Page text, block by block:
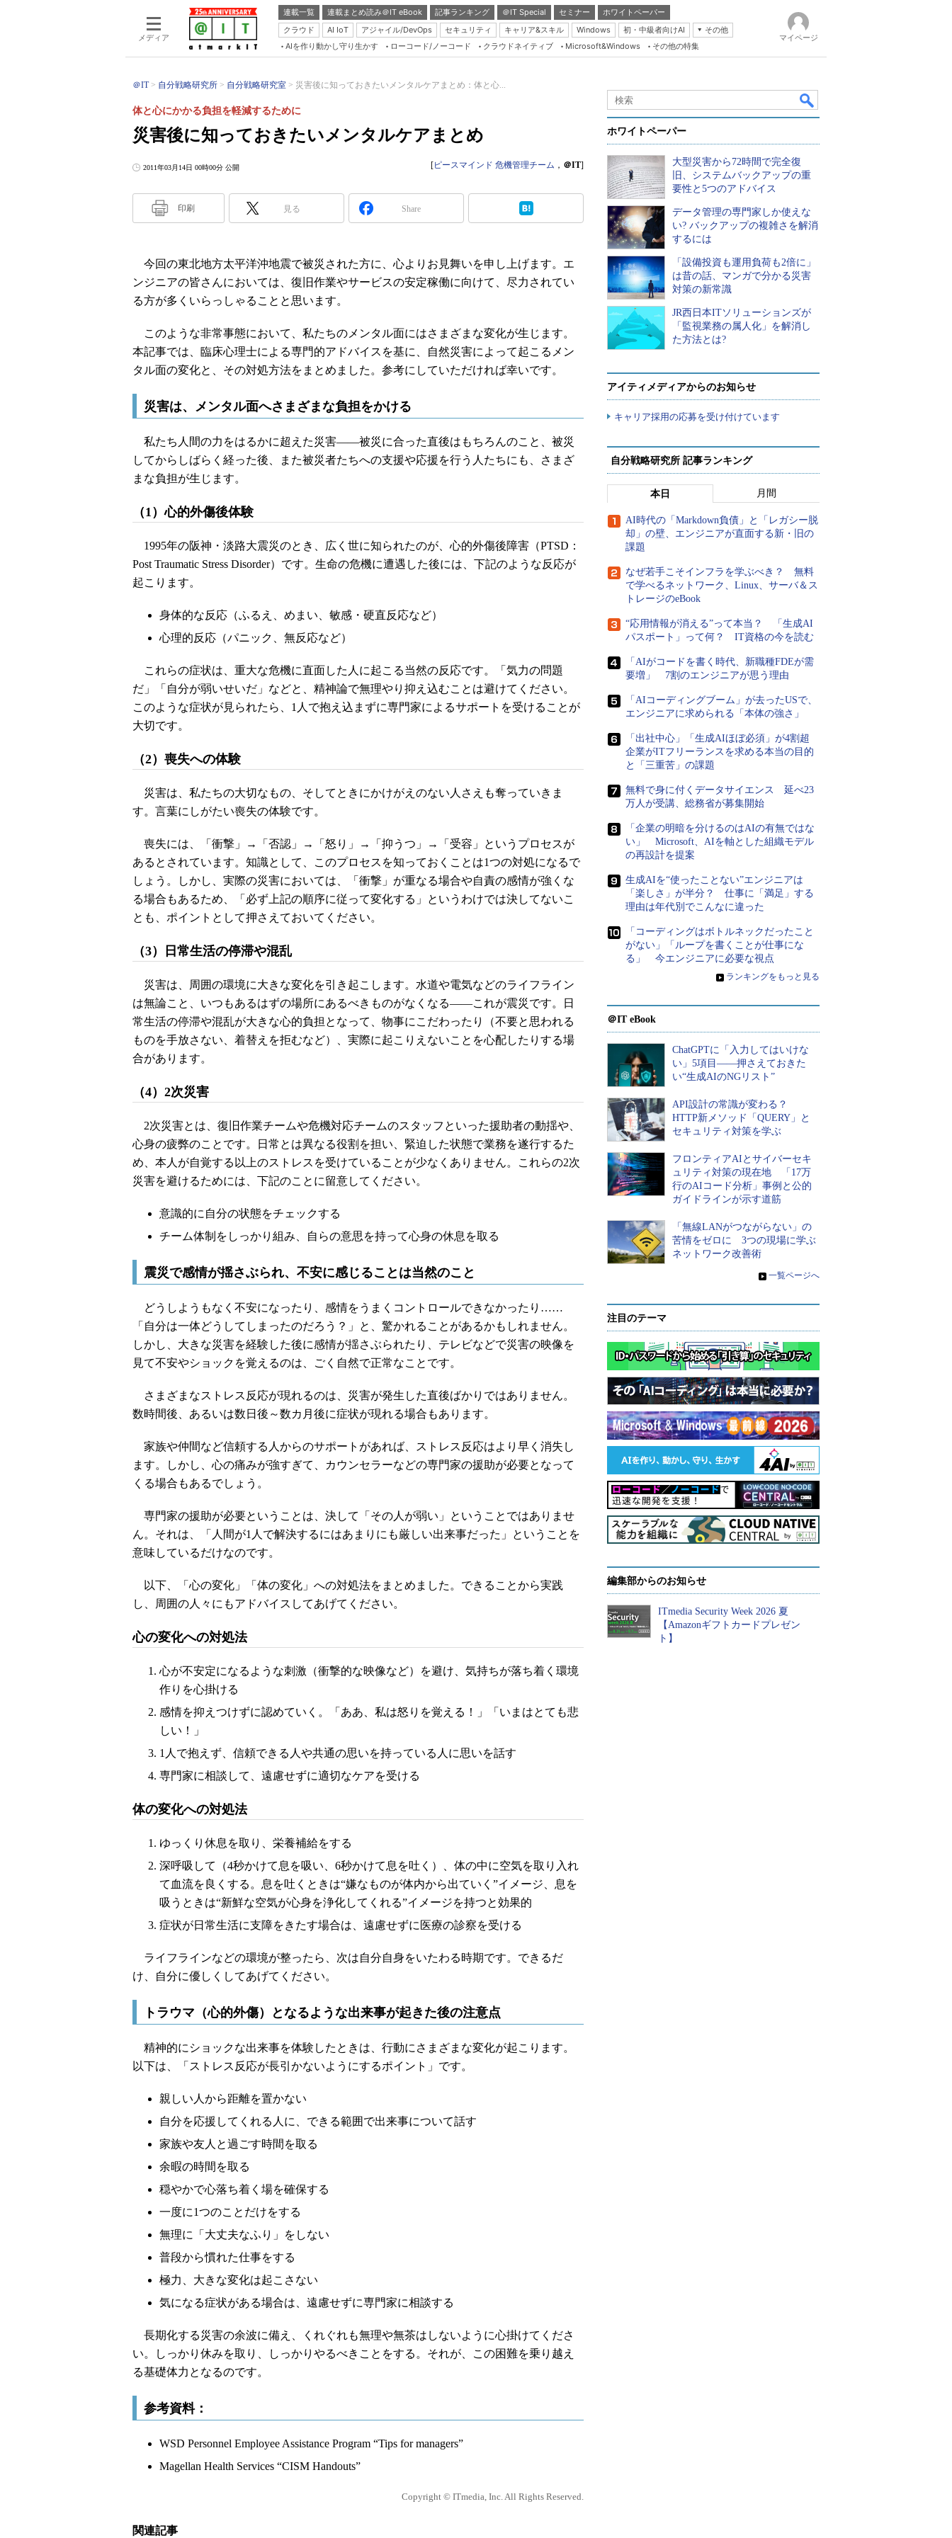
メディア
連載一覧 連載まとめ読み＠IT eBook 記事ランキング ＠IT Special セミナー
ホワイトペーパー
クラウド
AI IoT アジャイル/DevOps セキュリティ キャリア&スキル Windows 初・中級者向けAI
その他
Server & Storage
Database Expert
Master of IP Network
Security & Trust
Test & Tools
Insider.NET
AIを作り動かし守り生かす ローコード/ノーコード クラウドネイティブ Microsoft&Windows その他の特集
マイページ
＠IT 自分戦略研究所 自分戦略研究室 災害後に知っておきたいメンタルケアまとめ：体と心...
災害後に知っておきたいメンタルケアまとめ
体と心にかかる負担を軽減するために
2011年03月14日 00時00分 公開 [ピースマインド 危機管理チーム ， ＠IT]
印刷 見る Share
今回の東北地方太平洋沖地震で被災された方に、心よりお見舞いを申し上げます。エ
ンジニアの皆さんにおいては、復旧作業やサービスの安定稼働に向けて、尽力されてい
る方が多くいらっしゃることと思います。
このような非常事態において、私たちのメンタル面にはさまざまな変化が生じます。
本記事では、臨床心理士による専門的アドバイスを基に、自然災害によって起こるメン
タル面の変化と、その対処方法をまとめました。参考にしていただければ幸いです。
災害は、メンタル面へさまざまな負担をかける
私たち人間の力をはるかに超えた災害――被災に合った直後はもちろんのこと、被災
してからしばらく経った後、また被災者たちへの支援や応援を行う人たちにも、さまざ
まな負担が生じます。
（1）心的外傷後体験
1995年の阪神・淡路大震災のとき、広く世に知られたのが、心的外傷後障害（PTSD：
Post Traumatic Stress Disorder）です。生命の危機に遭遇した後には、下記のような反応が
起こります。
身体的な反応（ふるえ、めまい、敏感・硬直反応など）
心理的反応（パニック、無反応など）
これらの症状は、重大な危機に直面した人に起こる当然の反応です。「気力の問題
だ」「自分が弱いせいだ」などと、精神論で無理やり抑え込むことは避けてください。
このような症状が見られたら、1人で抱え込まずに専門家によるサポートを受けることが
大切です。
（2）喪失への体験
災害は、私たちの大切なもの、そしてときにかけがえのない人さえも奪っていきま
す。言葉にしがたい喪失の体験です。
喪失には、「衝撃」→「否認」→「怒り」→「抑うつ」→「受容」というプロセスが
あるとされています。知識として、このプロセスを知っておくことは1つの対処になるで
しょう。しかし、実際の災害においては、「衝撃」が重なる場合や自責の感情が強くな
る場合もあるため、「必ず上記の順序に従って変化する」というわけでは決してないこ
とも、ポイントとして押さえておいてください。
（3）日常生活の停滞や混乱
災害は、周囲の環境に大きな変化を引き起こします。水道や電気などのライフライン
は無論こと、いつもあるはずの場所にあるべきものがなくなる――これが震災です。日
常生活の停滞や混乱が大きな心的負担となって、物事にこだわったり（不要と思われる
ものを手放さない、着替えを拒むなど）、実際に起こりえないことを心配したりする場
合があります。
（4）2次災害
2次災害とは、復旧作業チームや危機対応チームのスタッフといった援助者の動揺や、
心身の疲弊のことです。日常とは異なる役割を担い、緊迫した状態で業務を遂行するた
め、本人が自覚する以上のストレスを受けていることが少なくありません。これらの2次
災害を避けるためには、下記のことに留意してください。
意識的に自分の状態をチェックする
チーム体制をしっかり組み、自らの意思を持って心身の休息を取る
震災で感情が揺さぶられ、不安に感じることは当然のこと
どうしようもなく不安になったり、感情をうまくコントロールできなかったり……
「自分は一体どうしてしまったのだろう？」と、驚かれることがあるかもしれません。
しかし、大きな災害を経験した後に感情が揺さぶられたり、テレビなどで災害の映像を
見て不安やショックを覚えるのは、ごく自然で正常なことです。
さまざまなストレス反応が現れるのは、災害が発生した直後ばかりではありません。
数時間後、あるいは数日後～数カ月後に症状が現れる場合もあります。
家族や仲間など信頼する人からのサポートがあれば、ストレス反応はより早く消失し
ます。しかし、心の痛みが強すぎて、カウンセラーなどの専門家の援助が必要となって
くる場合もあるでしょう。
専門家の援助が必要ということは、決して「その人が弱い」ということではありませ
ん。それは、「人間が1人で解決するにはあまりにも厳しい出来事だった」ということを
意味しているだけなのです。
以下、「心の変化」「体の変化」への対処法をまとめました。できることから実践
し、周囲の人々にもアドバイスしてあげてください。
心の変化への対処法
心が不安定になるような刺激（衝撃的な映像など）を避け、気持ちが落ち着く環境
作りを心掛ける
感情を抑えつけずに認めていく。「ああ、私は怒りを覚える！」「いまはとても悲
しい！」
1人で抱えず、信頼できる人や共通の思いを持っている人に思いを話す
専門家に相談して、遠慮せずに適切なケアを受ける
体の変化への対処法
ゆっくり休息を取り、栄養補給をする
深呼吸して（4秒かけて息を吸い、6秒かけて息を吐く）、体の中に空気を取り入れ
て血流を良くする。息を吐くときは“嫌なものが体内から出ていく”イメージ、息を
吸うときは“新鮮な空気が心身を浄化してくれる”イメージを持つと効果的
症状が日常生活に支障をきたす場合は、遠慮せずに医療の診察を受ける
ライフラインなどの環境が整ったら、次は自分自身をいたわる時期です。できるだ
け、自分に優しくしてあげてください。
トラウマ（心的外傷）となるような出来事が起きた後の注意点
精神的にショックな出来事を体験したときは、行動にさまざまな変化が起こります。
以下は、「ストレス反応が長引かないようにするポイント」です。
親しい人から距離を置かない
自分を応援してくれる人に、できる範囲で出来事について話す
家族や友人と過ごす時間を取る
余暇の時間を取る
穏やかで心落ち着く場を確保する
一度に1つのことだけをする
無理に「大丈夫なふり」をしない
普段から慣れた仕事をする
極力、大きな変化は起こさない
気になる症状がある場合は、遠慮せずに専門家に相談する
長期化する災害の余波に備え、くれぐれも無理や無茶はしないように心掛けてくださ
い。しっかり休みを取り、しっかりやるべきことをする。それが、この困難を乗り越え
る基礎体力となるのです。
参考資料：
WSD Personnel Employee Assistance Program “Tips for managers”
Magellan Health Services “CISM Handouts”
Copyright © ITmedia, Inc. All Rights Reserved.
関連記事
ホワイトペーパー
大型災害から72時間で完全復
旧、システムバックアップの重
要性と5つのアドバイス
データ管理の専門家しか使えな
い? バックアップの複雑さを解消
するには
「設備投資も運用負荷も2倍に」
は昔の話、マンガで分かる災害
対策の新常識
JR西日本ITソリューションズが
「監視業務の属人化」を解消し
た方法とは?
アイティメディアからのお知らせ
キャリア採用の応募を受け付けています
自分戦略研究所 記事ランキング
本日 月間
AI時代の「Markdown負債」と「レガシー脱
却」の壁、エンジニアが直面する新・旧の
課題
なぜ若手こそインフラを学ぶべき？ 無料
で学べるネットワーク、Linux、サーバ＆ス
トレージのeBook
“応用情報が消える”って本当？ 「生成AI
パスポート」って何？ IT資格の今を読む
「AIがコードを書く時代、新職種FDEが需
要増」 7割のエンジニアが思う理由
「AIコーディングブーム」が去ったUSで、
エンジニアに求められる「本体の強さ」
「出社中心」「生成AIほぼ必須」が4割超
企業がITフリーランスを求める本当の目的
と「三重苦」の課題
無料で身に付くデータサイエンス 延べ23
万人が受講、総務省が募集開始
「企業の明暗を分けるのはAIの有無ではな
い」 Microsoft、AIを軸とした組織モデル
の再設計を提案
生成AIを“使ったことない”エンジニアは
「楽しさ」が半分？ 仕事に「満足」する
理由は年代別でこんなに違った
「コーディングはボトルネックだったこと
がない」「ループを書くことが仕事にな
る」 今エンジニアに必要な視点
» ランキングをもっと見る
＠IT eBook
ChatGPTに「入力してはいけな
い」5項目――押さえておきた
い“生成AIのNGリスト”
API設計の常識が変わる？
HTTP新メソッド「QUERY」と
セキュリティ対策を学ぶ
フロンティアAIとサイバーセキ
ュリティ対策の現在地 「17万
行のAIコード分析」事例と公的
ガイドラインが示す道筋
「無線LANがつながらない」の
苦情をゼロに 3つの現場に学ぶ
ネットワーク改善術
» 一覧ページへ
注目のテーマ
編集部からのお知らせ
ITmedia Security Week 2026 夏
【Amazonギフトカードプレゼン
ト】